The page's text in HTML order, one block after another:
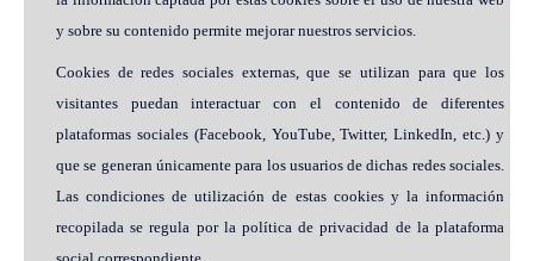
y sobre su contenido permite mejorar nuestros servicios.
Cookies de redes sociales externas, que se utilizan para que los
visitantes puedan interactuar con el contenido de diferentes
plataformas sociales (Facebook, YouTube, Twitter, LinkedIn, etc.) y
que se generan únicamente para los usuarios de dichas redes sociales.
Las condiciones de utilización de estas cookies y la información
recopilada se regula por la política de privacidad de la plataforma